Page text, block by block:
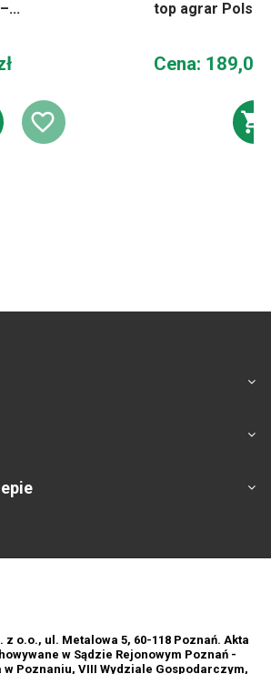
DO KOSZYKA
DODAJ DO
top agrar Polska
Cena
Cena: 189,00
o.o., ul. Metalowa 5, 60-118 Poznań. Akta
w Sądzie Rejonowym Poznań -
w Poznaniu, VIII Wydziale Gospodarczym,